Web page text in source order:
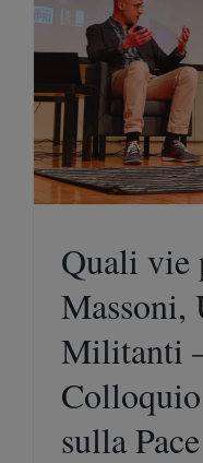
Quali vie
Massoni,
Militanti
sulla Pace